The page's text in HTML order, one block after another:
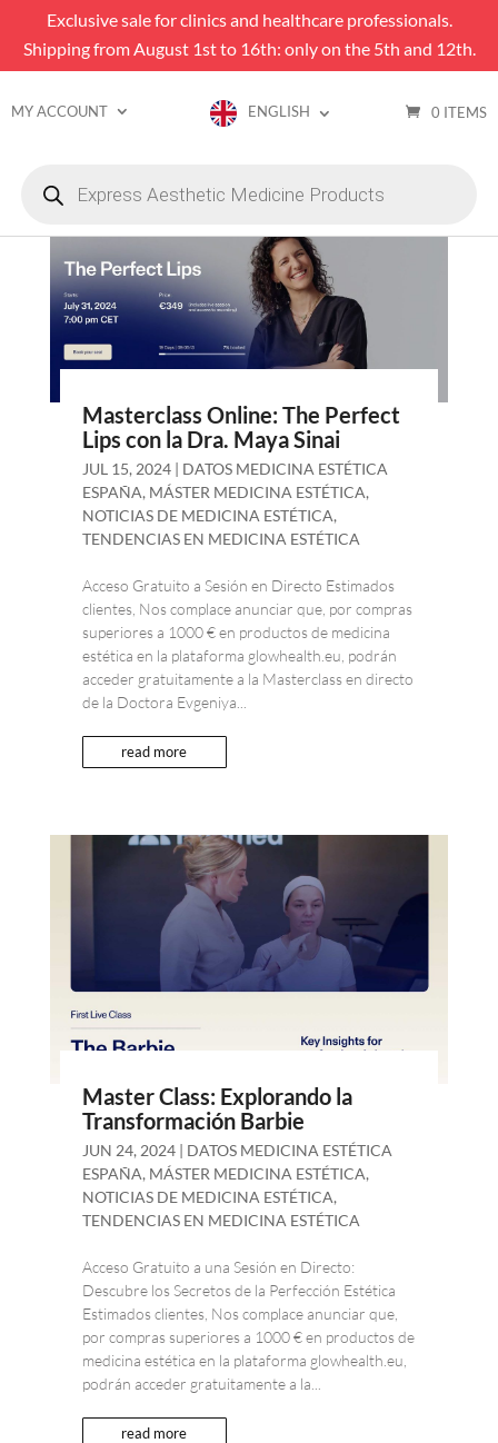
Exclusive sale for clinics and healthcare professionals.
Shipping from August 1st to 16th: only on the 5th and 12th.
MY ACCOUNT ENGLISH 0 ITEMS
search
Masterclass Online: The Perfect
Lips con la Dra. Maya Sinai
JUL 15, 2024| DATOS MEDICINA ESTÉTICA
ESPAÑA, MÁSTER MEDICINA ESTÉTICA,
NOTICIAS DE MEDICINA ESTÉTICA,
TENDENCIAS EN MEDICINA ESTÉTICA
Acceso Gratuito a Sesión en Directo Estimados
clientes, Nos complace anunciar que, por compras
superiores a 1000 € en productos de medicina
estética en la plataforma glowhealth.eu, podrán
acceder gratuitamente a la Masterclass en directo
de la Doctora Evgeniya...
read more
Master Class: Explorando la
Transformación Barbie
JUN 24, 2024| DATOS MEDICINA ESTÉTICA
ESPAÑA, MÁSTER MEDICINA ESTÉTICA,
NOTICIAS DE MEDICINA ESTÉTICA,
TENDENCIAS EN MEDICINA ESTÉTICA
Acceso Gratuito a una Sesión en Directo:
Descubre los Secretos de la Perfección Estética
Estimados clientes, Nos complace anunciar que,
por compras superiores a 1000 € en productos de
medicina estética en la plataforma glowhealth.eu,
podrán acceder gratuitamente a la...
read more